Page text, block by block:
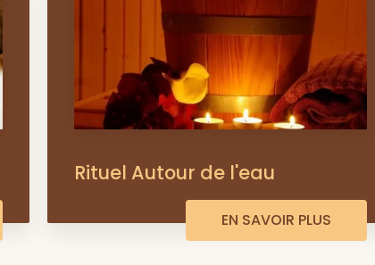
Rituel Autour de l'eau
EN SAVOIR PLUS